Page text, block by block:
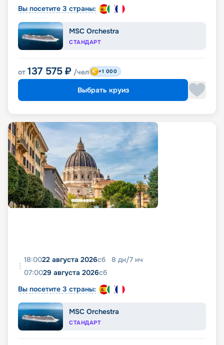
Вы посетите 3 страны:
MSC Orchestra
СТАНДАРТ
от 137 575 ₽ /чел +1 000
Выбрать круиз
18:0022 августа 2026сб 8 дн/7 нч
07:0029 августа 2026сб
Вы посетите 3 страны:
MSC Orchestra
СТАНДАРТ